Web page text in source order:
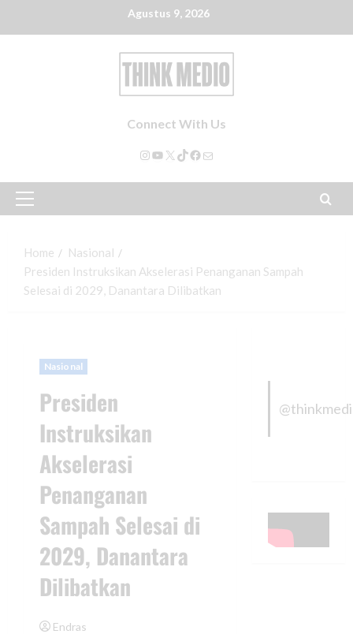
Agustus 9, 2026
Connect With Us
Home
Nasional
Presiden Instruksikan Akselerasi Penanganan Sampah
Selesai di 2029, Danantara Dilibatkan
Nasional
Presiden
Instruksikan
Akselerasi
Penanganan
Sampah Selesai di
2029, Danantara
Dilibatkan
Endras